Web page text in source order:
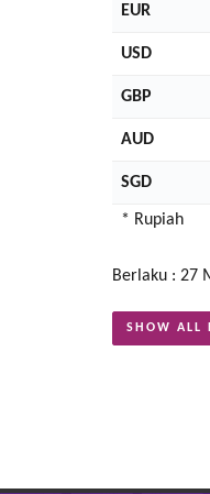
EUR
USD
GBP
AUD
SGD
* Rupiah
Berlaku : 27
SHOW ALL